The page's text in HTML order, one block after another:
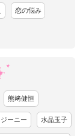
恋の悩み
熊﨑健恒
ジーニー 水晶玉子